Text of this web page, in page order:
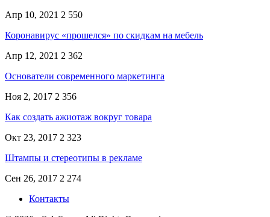
Апр 10, 2021 2 550
Коронавирус «прошелся» по скидкам на мебель
Апр 12, 2021 2 362
Основатели современного маркетинга
Ноя 2, 2017 2 356
Как создать ажиотаж вокруг товара
Окт 23, 2017 2 323
Штампы и стереотипы в рекламе
Сен 26, 2017 2 274
Контакты